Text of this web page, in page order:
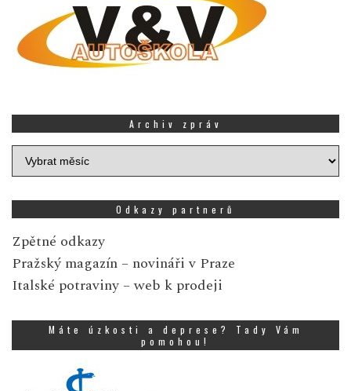
Archiv zpráv
Archiv
zpráv
Odkazy partnerů
Zpětné odkazy
Pražský magazín – novináři v Praze
Italské potraviny – web k prodeji
Máte úzkosti a deprese? Tady Vám
pomohou!